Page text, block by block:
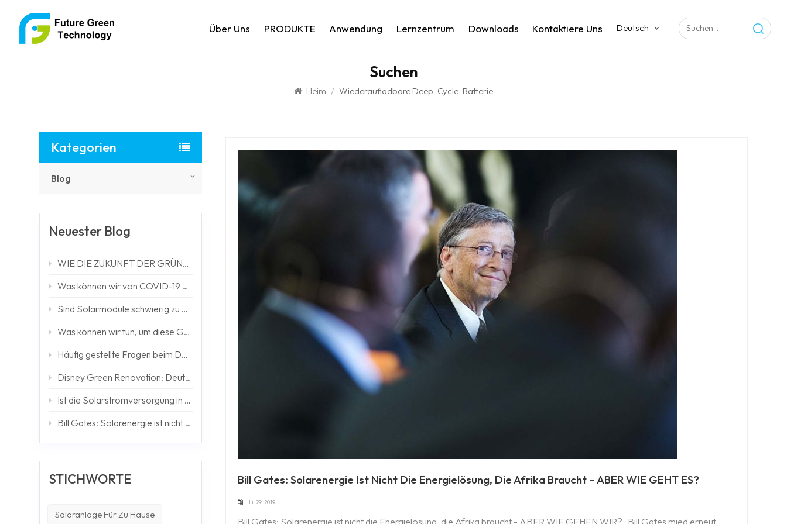
Über Uns PRODUKTE Anwendung Lernzentrum Downloads Kontaktiere Uns Deutsch
Suchen
Heim / Wiederaufladbare Deep-Cycle-Batterie
Bill Gates: Solarenergie Ist Nicht Die Energielösung, Die Afrika Braucht – ABER WIE GEHT ES?
Jul 29, 2019
Bill Gates: Solarenergie ist nicht die Energielösung, die Afrika braucht - ABER WIE GEHEN WIR? Bill Gates mied erneut
Kategorien
Blog
Neuester Blog
WIE DIE ZUKUNFT DER GRÜNEN TECHNOLOGIE GEFÄLLT
Was können wir von COVID-19 bekommen?
Sind Solarmodule schwierig zu warten?
Was können wir tun, um diese Green-Bond-Emission zu erreichen?
Häufig gestellte Fragen beim Debuggen von Off-Grid-Systemen
Disney Green Renovation: Deutliche Reduzierung der CO2-Emissionen bis 2020
Ist die Solarstromversorgung in Chinas Städten günstiger als Netzstrom?
Bill Gates: Solarenergie ist nicht die Energielösung, die Afrika braucht – ABER WIE GEHT ES?
STICHWORTE
Solaranlage Für Zu Hause